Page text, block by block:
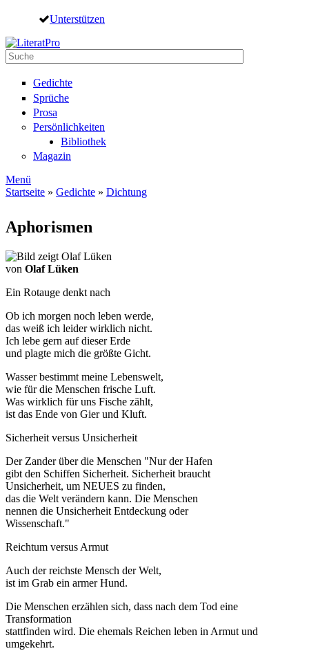
Direkt zum Inhalt
Unterstützen
Suche
Gedichte
Sprüche
Prosa
Persönlichkeiten
Bibliothek
Magazin
Menü
Startseite » Gedichte » Dichtung
Aphorismen
von Olaf Lüken
Ein Rotauge denkt nach
Ob ich morgen noch leben werde,
das weiß ich leider wirklich nicht.
Ich lebe gern auf dieser Erde
und plagte mich die größte Gicht.
Wasser bestimmt meine Lebenswelt,
wie für die Menschen frische Luft.
Was wirklich für uns Fische zählt,
ist das Ende von Gier und Kluft.
Sicherheit versus Unsicherheit
Der Zander über die Menschen "Nur der Hafen
gibt den Schiffen Sicherheit. Sicherheit braucht
Unsicherheit, um NEUES zu finden,
das die Welt verändern kann. Die Menschen
nennen die Unsicherheit Entdeckung oder
Wissenschaft."
Reichtum versus Armut
Auch der reichste Mensch der Welt,
ist im Grab ein armer Hund.
Die Menschen erzählen sich, dass nach dem Tod eine
Transformation
stattfinden wird. Die ehemals Reichen leben in Armut und
umgekehrt.